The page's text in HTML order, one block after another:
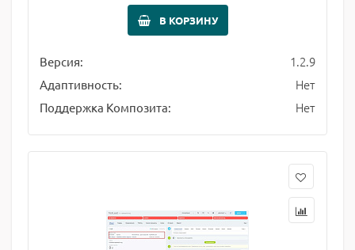
В КОРЗИНУ
Версия: 1.2.9
Адаптивность: Нет
Поддержка Композита: Нет